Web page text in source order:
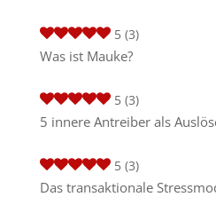
5 (3)
Was ist Mauke?
5 (3)
5 innere Antreiber als
5 (3)
Das transaktionale